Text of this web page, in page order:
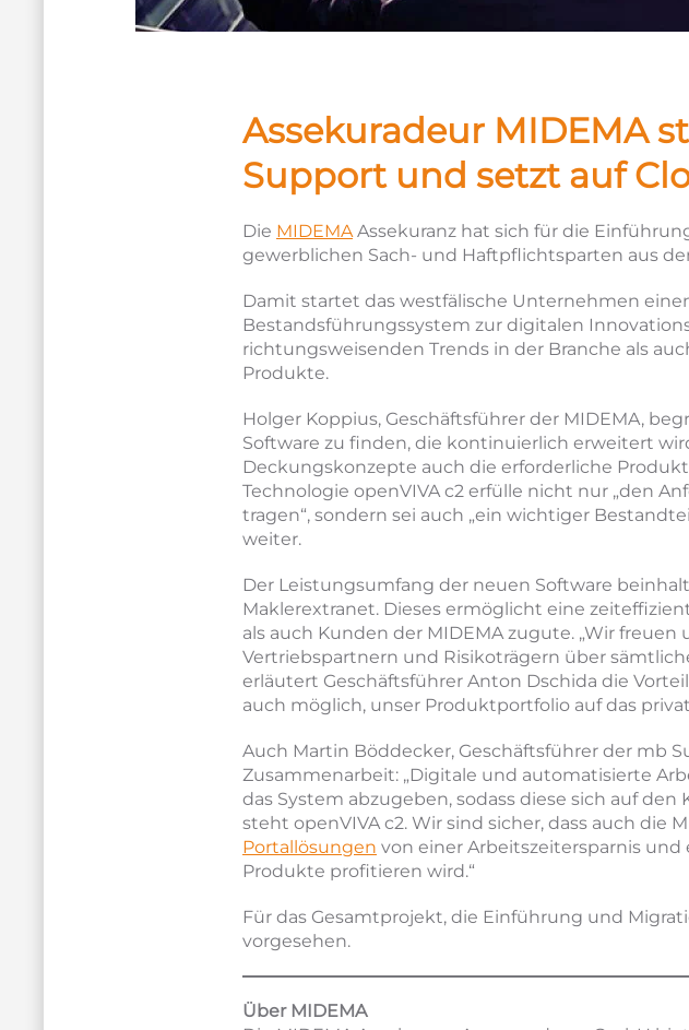
Assekuradeur MIDEMA
Support und setzt auf
Die MIDEMAAssekuranz hat sich für die
gewerblichen Sach- und Haftpflichtsparten aus
Damit startet das westfälische Unternehmen
Bestandsführungssystem zur digitalen
richtungsweisenden Trends in der Branche als
Produkte.
Holger Koppius, Geschäftsführer der MIDEMA,
Software zu finden, die kontinuierlich erweitert
Deckungskonzepte auch die erforderliche
Technologie openVIVA c2 erfülle nicht nur „den
tragen“, sondern sei auch „ein wichtiger
weiter.
Der Leistungsumfang der neuen Software
Maklerextranet. Dieses ermöglicht eine
als auch Kunden der MIDEMA zugute. „Wir
Vertriebspartnern und Risikoträgern über
erläutert Geschäftsführer Anton Dschida die
auch möglich, unser Produktportfolio auf das
Auch Martin Böddecker, Geschäftsführer der mb
Zusammenarbeit: „Digitale und automatisierte
das System abzugeben, sodass diese sich auf
steht openVIVA c2. Wir sind sicher, dass auch die
Portallösungen von einer Arbeitszeitersparnis
Produkte profitieren wird.“
Für das Gesamtprojekt, die Einführung und
vorgesehen.
Über MIDEMA